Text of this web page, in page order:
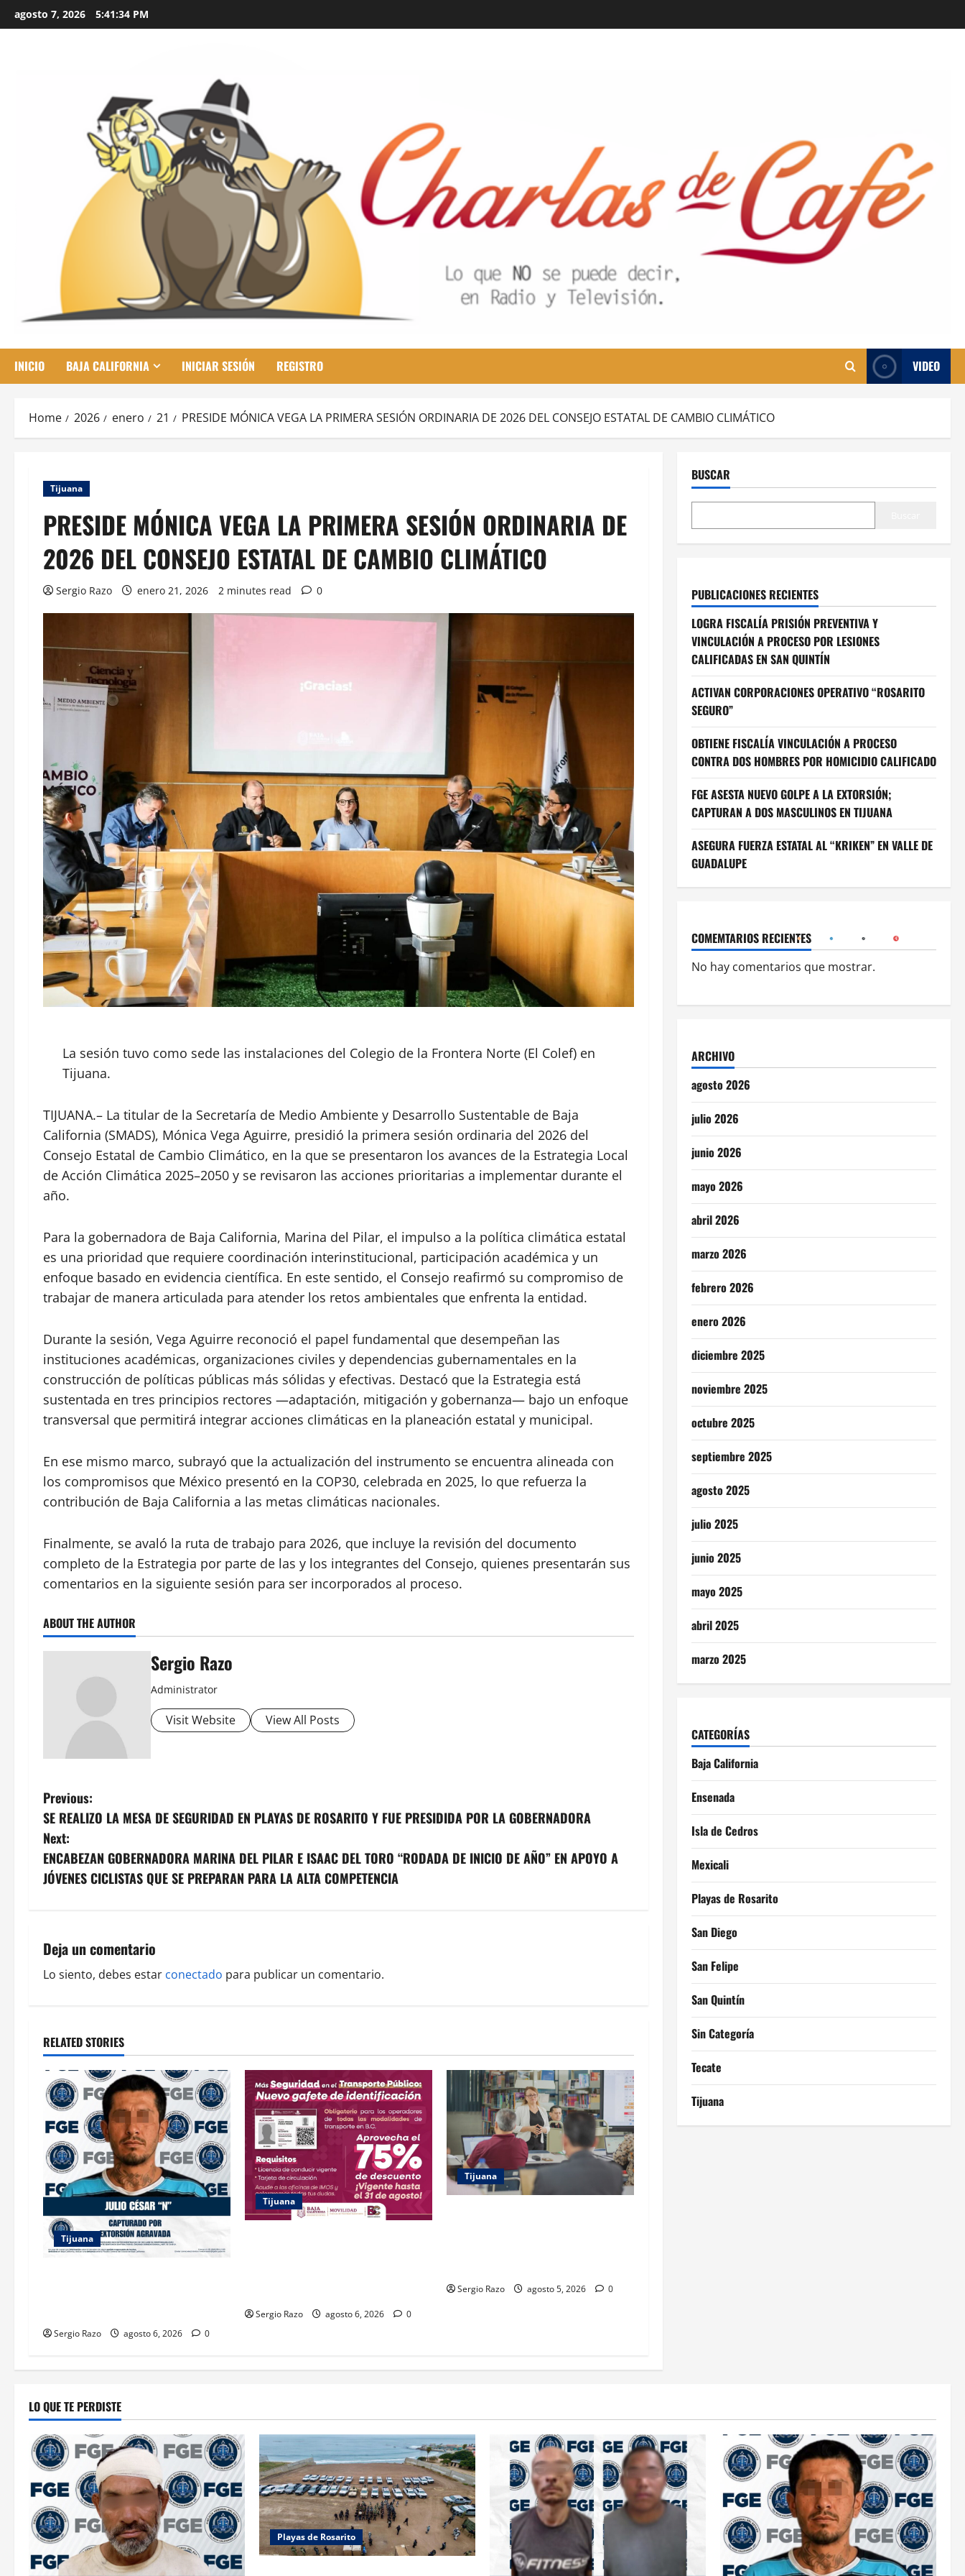
to
agosto 7, 2026 5:41:36 PM
INICIO BAJA CALIFORNIA INICIAR SESIÓN REGISTRO VIDEO
Home 2026 enero 21 PRESIDE MÓNICA VEGA LA PRIMERA SESIÓN ORDINARIA DE 2026 DEL CONSEJO ESTATAL DE CAMBIO CLIMÁTICO
Tijuana
PRESIDE MÓNICA VEGA LA PRIMERA SESIÓN ORDINARIA DE
2026 DEL CONSEJO ESTATAL DE CAMBIO CLIMÁTICO
Sergio Razo enero 21, 2026 2 minutes read 0
La sesión tuvo como sede las instalaciones del Colegio de la Frontera Norte (El Colef) en
Tijuana.
TIJUANA.– La titular de la Secretaría de Medio Ambiente y Desarrollo Sustentable de Baja
California (SMADS), Mónica Vega Aguirre, presidió la primera sesión ordinaria del 2026 del
Consejo Estatal de Cambio Climático, en la que se presentaron los avances de la Estrategia Local
de Acción Climática 2025–2050 y se revisaron las acciones prioritarias a implementar durante el
año.
Para la gobernadora de Baja California, Marina del Pilar, el impulso a la política climática estatal
es una prioridad que requiere coordinación interinstitucional, participación académica y un
enfoque basado en evidencia científica. En este sentido, el Consejo reafirmó su compromiso de
trabajar de manera articulada para atender los retos ambientales que enfrenta la entidad.
Durante la sesión, Vega Aguirre reconoció el papel fundamental que desempeñan las
instituciones académicas, organizaciones civiles y dependencias gubernamentales en la
construcción de políticas públicas más sólidas y efectivas. Destacó que la Estrategia está
sustentada en tres principios rectores —adaptación, mitigación y gobernanza— bajo un enfoque
transversal que permitirá integrar acciones climáticas en la planeación estatal y municipal.
En ese mismo marco, subrayó que la actualización del instrumento se encuentra alineada con
los compromisos que México presentó en la COP30, celebrada en 2025, lo que refuerza la
contribución de Baja California a las metas climáticas nacionales.
Finalmente, se avaló la ruta de trabajo para 2026, que incluye la revisión del documento
completo de la Estrategia por parte de las y los integrantes del Consejo, quienes presentarán sus
comentarios en la siguiente sesión para ser incorporados al proceso.
ABOUT THE AUTHOR
Sergio Razo
Administrator
Visit Website View All Posts
P
o
s
t
a
v
g
a
t
i
o
n
Previous:
SE REALIZO LA MESA DE SEGURIDAD EN PLAYAS DE ROSARITO Y FUE PRESIDIDA POR LA GOBERNADORA
Next:
ENCABEZAN GOBERNADORA MARINA DEL PILAR E ISAAC DEL TORO “RODADA DE INICIO DE AÑO” EN APOYO A
JÓVENES CICLISTAS QUE SE PREPARAN PARA LA ALTA COMPETENCIA
Deja un comentario
Lo siento, debes estar conectado para publicar un comentario.
RELATED STORIES
Tijuana
Sergio Razo agosto 6, 2026 0
Tijuana
Sergio Razo agosto 6, 2026 0
Tijuana
Sergio Razo agosto 5, 2026 0
BUSCAR
PUBLICACIONES RECIENTES
LOGRA FISCALÍA PRISIÓN PREVENTIVA Y
VINCULACIÓN A PROCESO POR LESIONES
CALIFICADAS EN SAN QUINTÍN
ACTIVAN CORPORACIONES OPERATIVO “ROSARITO
SEGURO”
OBTIENE FISCALÍA VINCULACIÓN A PROCESO
CONTRA DOS HOMBRES POR HOMICIDIO CALIFICADO
FGE ASESTA NUEVO GOLPE A LA EXTORSIÓN;
CAPTURAN A DOS MASCULINOS EN TIJUANA
ASEGURA FUERZA ESTATAL AL “KRIKEN” EN VALLE DE
GUADALUPE
COMEMTARIOS RECIENTES
No hay comentarios que mostrar.
ARCHIVO
agosto 2026
julio 2026
junio 2026
mayo 2026
abril 2026
marzo 2026
febrero 2026
enero 2026
diciembre 2025
noviembre 2025
octubre 2025
septiembre 2025
agosto 2025
julio 2025
junio 2025
mayo 2025
abril 2025
marzo 2025
CATEGORÍAS
Baja California
Ensenada
Isla de Cedros
Mexicali
Playas de Rosarito
San Diego
San Felipe
San Quintín
Sin Categoría
Tecate
Tijuana
LO QUE TE PERDISTE
Playas de Rosarito